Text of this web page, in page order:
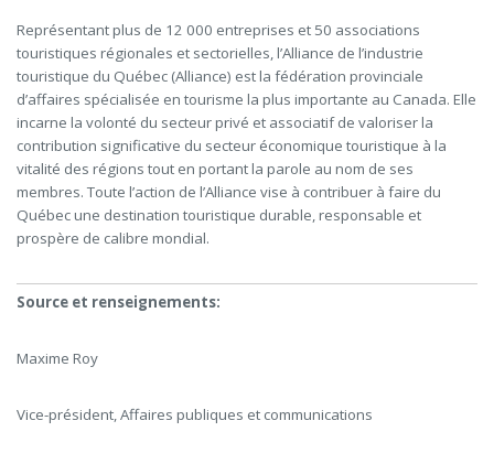
Représentant plus de 12 000 entreprises et 50 associations
touristiques régionales et sectorielles, l’Alliance de l’industrie
touristique du Québec (Alliance) est la fédération provinciale
d’affaires spécialisée en tourisme la plus importante au Canada. Elle
incarne la volonté du secteur privé et associatif de valoriser la
contribution significative du secteur économique touristique à la
vitalité des régions tout en portant la parole au nom de ses
membres. Toute l’action de l’Alliance vise à contribuer à faire du
Québec une destination touristique durable, responsable et
prospère de calibre mondial.
Source et renseignements:
Maxime Roy
Vice-président, Affaires publiques et communications